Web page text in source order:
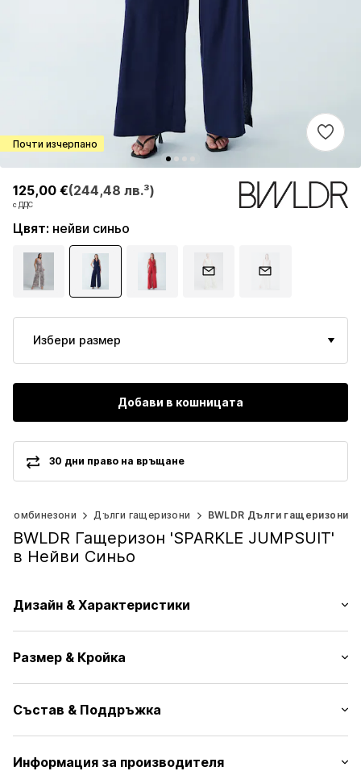
Почти изчерпано
125,00 €(244,48 лв.³)
с ДДС
125,00 €(244,48 лв.³)
с ДДС
Цвят: нейви синьо
Избери размер
Добави в кошницата
30 дни право на връщане
комбинезони Дълги гащеризони BWLDR Дълги гащеризони
BWLDR Гащеризон 'SPARKLE JUMPSUIT'
в Нейви Синьо
Дизайн & Характеристики
Широка презрамка
V-образно деколте
С копчета
Размер & Кройка
Дължина: Дълъг/Макси
Кройка: Нормална форма
Състав & Поддръжка
Външен материал: 55% Лен, 45% Памук
Информация за производителя